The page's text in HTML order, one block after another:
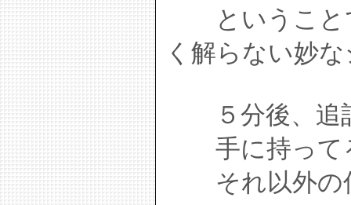
ということ
く解らない妙
５分後、追
手に持って
それ以外の